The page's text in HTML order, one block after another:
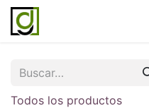
Todos los productos